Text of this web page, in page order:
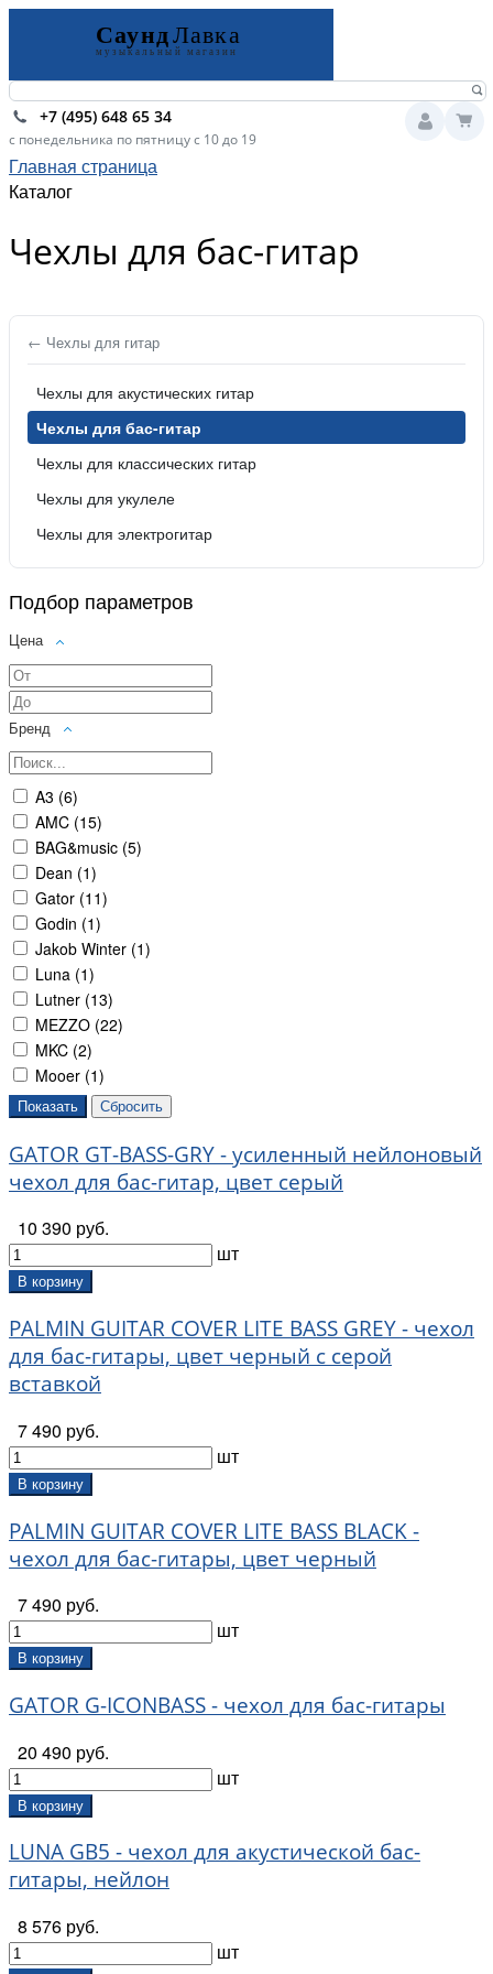
+7 (495) 648 65 34
с понедельника по пятницу с 10 до 19
Главная страница
Каталог
Чехлы для бас-гитар
← Чехлы для гитар
Чехлы для акустических гитар
Чехлы для бас-гитар
Чехлы для классических гитар
Чехлы для укулеле
Чехлы для электрогитар
Подбор параметров
Цена
Бренд
A3 (6)
AMC (15)
BAG&music (5)
Dean (1)
Gator (11)
Godin (1)
Jakob Winter (1)
Luna (1)
Lutner (13)
MEZZO (22)
MKC (2)
Mooer (1)
On-Stage (2)
Ortega (5)
Palmin (5)
Prodipe (1)
Proel ( 1
Мозеръ (2
Ы-Марка (7)
GATOR GT-BASS-GRY - усиленный нейлоновый
чехол для бас-гитар, цвет серый
10 390 руб.
шт
В корзину
PALMIN GUITAR COVER LITE BASS GREY - чехол
для бас-гитары, цвет черный с серой
вставкой
7 490 руб.
шт
В корзину
PALMIN GUITAR COVER LITE BASS BLACK -
чехол для бас-гитары, цвет черный
7 490 руб.
шт
В корзину
GATOR G-ICONBASS - чехол для бас-гитары
20 490 руб.
шт
В корзину
LUNA GB5 - чехол для акустической бас-
гитары, нейлон
8 576 руб.
шт